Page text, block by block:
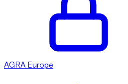
AGRA Europe